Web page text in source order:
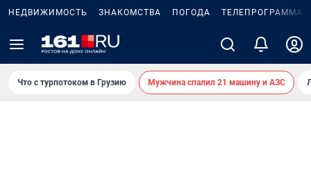
НЕДВИЖИМОСТЬ ЗНАКОМСТВА ПОГОДА ТЕЛЕПРОГРАММА
Что с турпотоком в Грузию Мужчина спалил 21 машину и АЗС